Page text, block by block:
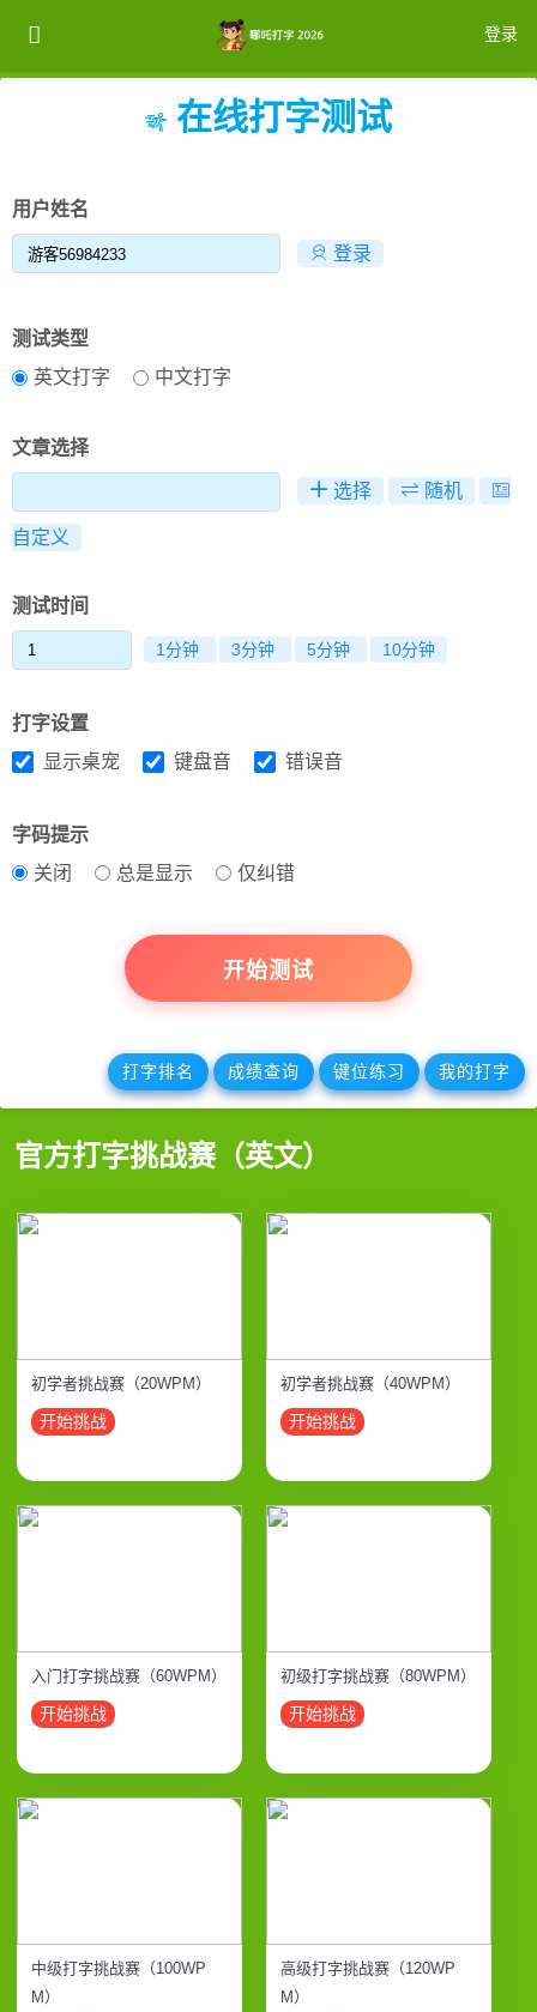
登录
在线打字测试
用户姓名
登录
测试类型
英文打字
中文打字
文章选择
选择 随机
自定义
测试时间
1分钟 3分钟 5分钟 10分钟
打字设置
显示桌宠
键盘音 错误音
字码提示
关闭
总是显示 仅纠错
开始测试
打字排名 成绩查询 键位练习 我的打字
官方打字挑战赛（英文）
初学者挑战赛（20WPM）
开始挑战
初学者挑战赛（40WPM）
开始挑战
入门打字挑战赛（60WPM）
开始挑战
初级打字挑战赛（80WPM）
开始挑战
中级打字挑战赛（100WP
M）
高级打字挑战赛（120WP
M）